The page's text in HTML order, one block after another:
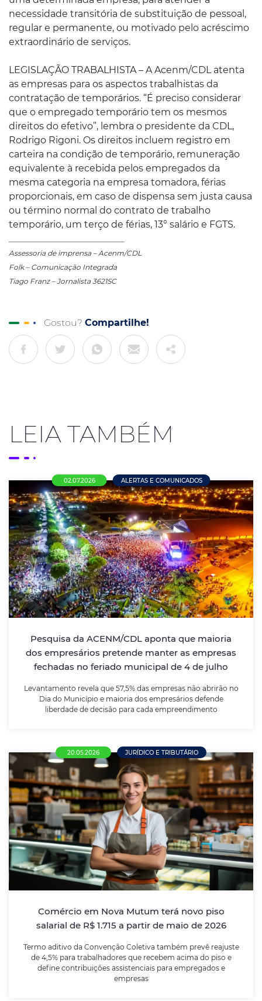
necessidade transitória de substituição de pessoal,
regular e permanente, ou motivado pelo acréscimo
extraordinário de serviços.
LEGISLAÇÃO TRABALHISTA – A Acenm/CDL atenta
as empresas para os aspectos trabalhistas da
contratação de temporários. “É preciso considerar
que o empregado temporário tem os mesmos
direitos do efetivo”, lembra o presidente da CDL,
Rodrigo Rigoni. Os direitos incluem registro em
carteira na condição de temporário, remuneração
equivalente à recebida pelos empregados da
mesma categoria na empresa tomadora, férias
proporcionais, em caso de dispensa sem justa causa
ou término normal do contrato de trabalho
temporário, um terço de férias, 13° salário e FGTS.
Assessoria de imprensa – Acenm/CDL
Folk – Comunicação Integrada
Tiago Franz – Jornalista 3621SC
Gostou? Compartilhe!
LEIA TAMBÉM
02.07.2026 ALERTAS E COMUNICADOS
Pesquisa da ACENM/CDL aponta que maioria
dos empresários pretende manter as empresas
fechadas no feriado municipal de 4 de julho
Levantamento revela que 57,5% das empresas não abrirão no
Dia do Município e maioria dos empresários defende
liberdade de decisão para cada empreendimento
Pesquisa da ACENM/CDL aponta que
maioria dos empresários pretende manter
as empresas fechadas no feriado
municipal de 4 de julho
Levantamento revela que 57,5% das empresas não
empreendimento
20.05.2026 JURÍDICO E TRIBUTÁRIO
Comércio em Nova Mutum terá novo piso
salarial de R$ 1.715 a partir de maio de 2026
Termo aditivo da Convenção Coletiva também prevê reajuste
de 4,5% para trabalhadores que recebem acima do piso e
define contribuições assistenciais para empregados e
empresas
Comércio em Nova Mutum terá novo piso
salarial de R$ 1.715 a partir de maio de
2026
Termo aditivo da Convenção Coletiva também prevê
reajuste de 4,5% para trabalhadores que recebem
para empregados e empresas
LEIA MAIS